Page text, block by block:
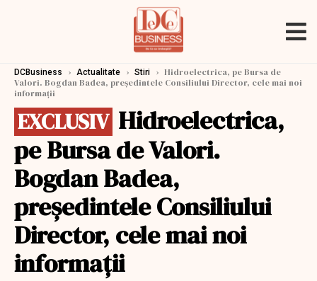
DCBusiness › Actualitate › Stiri › Hidroelectrica, pe Bursa de
Valori. Bogdan Badea, preşedintele Consiliului Director, cele mai noi
informaţii
EXCLUSIV Hidroelectrica,
pe Bursa de Valori.
Bogdan Badea,
preşedintele Consiliului
Director, cele mai noi
informaţii